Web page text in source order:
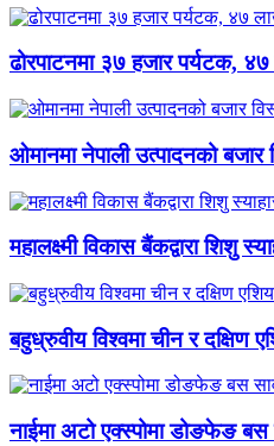
ढोरपाटनमा ३७ हजार पर्यटक,
ओमानमा नेपाली उत्पादनको बजार
महालक्ष्मी विकास बैंकद्वारा शिशु
बहुध्रुवीय विश्वमा चीन र दक्षिण
नाईमा अटो एक्स्पोमा डोङफेङ बस